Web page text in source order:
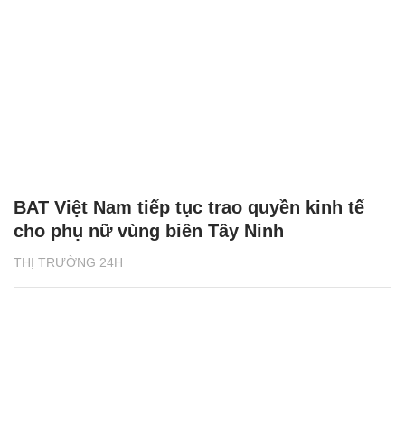
THỊ TRƯỜNG 24H
BAT Việt Nam tiếp tục trao quyền kinh tế
cho phụ nữ vùng biên Tây Ninh